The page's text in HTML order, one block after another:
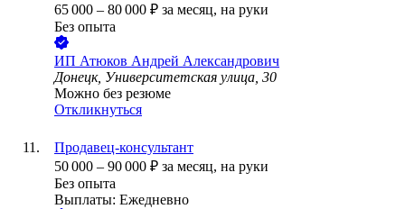
65 000 – 80 000 ₽ за месяц, на руки
Без опыта
ИП Атюков Андрей Александрович
Донецк, Университетская улица, 30
Можно без резюме
Откликнуться
Продавец-консультант
50 000 – 90 000 ₽ за месяц, на руки
Без опыта
Выплаты: Ежедневно